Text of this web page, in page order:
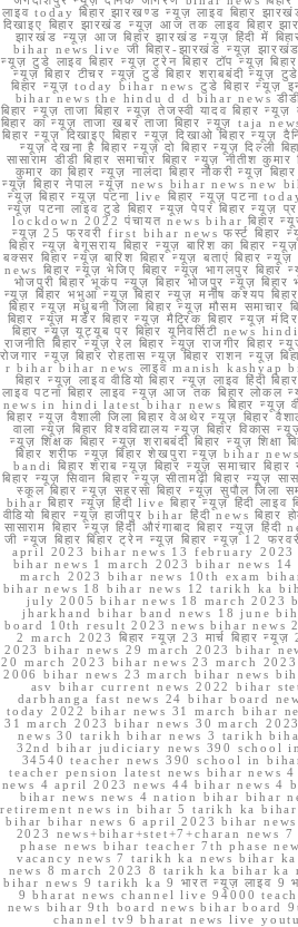
लाइव today बिहार झारखण्ड न्यूज़ लाइव बिहार
दिखाइए बिहार झारखंड न्यूज़ आज तक लाइव बिहार
झारखंड न्यूज़ आज बिहार झारखंड न्यूज़ हिंदी में
bihar news live जी बिहार-झारखंड न्यूज़ झारखंड
न्यूज़ टुडे लाइव बिहार न्यूज़ ट्रेन बिहार टॉप न्यूज़
न्यूज़ बिहार टीचर न्यूज़ टुडे बिहार शराबबंदी न्यूज़
बिहार न्यूज़ today bihar news टुडे बिहार न्यूज़
bihar news the hindu d d bihar news
बिहार न्यूज़ ताजा बिहार न्यूज़ तेजस्वी यादव बिहार
बिहार का न्यूज़ ताजा खबर ताजा बिहार न्यूज़ taja
बिहार न्यूज़ दिखाइए बिहार न्यूज़ दिखाओ बिहार न्यूज़
न्यूज़ देखना है बिहार न्यूज़ दो बिहार न्यूज़ दिल्ली
सासाराम डीडी बिहार समाचार बिहार न्यूज़ नीतीश
कुमार का बिहार न्यूज़ नालंदा बिहार नौकरी न्यूज़
न्यूज़ बिहार नेपाल न्यूज़ news bihar news new
न्यूज़ बिहार न्यूज़ पटना live बिहार न्यूज़ पटना today
न्यूज़ पटना लाइव टुडे बिहार न्यूज़ पेपर बिहार न्यूज़
lockdown 2022 पंचायत news bihar बिहार
न्यूज़ 25 फरवरी first bihar news फर्स्ट बिहार
बिहार न्यूज़ बेगूसराय बिहार न्यूज़ बारिश का बिहार
बक्सर बिहार न्यूज़ बारिश बिहार न्यूज़ बताएं बिहार न्यूज़
news बिहार न्यूज़ भेजिए बिहार न्यूज़ भागलपुर बिहार
भोजपुरी बिहार भूकंप न्यूज़ बिहार भोजपुर न्यूज़ बिहार
न्यूज़ बिहार भभुआ न्यूज़ बिहार न्यूज़ मनीष कश्यप
बिहार न्यूज़ मधुबनी जिला बिहार न्यूज़ मौसम समाचार
बिहार न्यूज़ मर्डर बिहार न्यूज़ मैट्रिक बिहार न्यूज़
बिहार न्यूज़ यूट्यूब पर बिहार यूनिवर्सिटी news
राजनीति बिहार न्यूज़ रेल बिहार न्यूज़ राजगीर बिहार
रोजगार न्यूज़ बिहार रोहतास न्यूज़ बिहार राशन न्यूज़
r bihar bihar news लाइव manish kashyap
बिहार न्यूज़ लाइव वीडियो बिहार न्यूज़ लाइव हिंदी
लाइव पटना बिहार लाइव न्यूज़ आज तक बिहार लोकल
news in hindi latest bihar news बिहार न्यूज़
बिहार न्यूज़ वैशाली जिला बिहार वेअथेर न्यूज़ बिहार
वाला न्यूज़ बिहार विश्वविद्यालय न्यूज़ बिहार विकास
न्यूज़ शिक्षक बिहार न्यूज़ शराबबंदी बिहार न्यूज़ शिक्षा
बिहार शरीफ न्यूज़ बिहार शेखपुरा न्यूज़ bihar
bandi बिहार शराब न्यूज़ बिहार न्यूज़ समाचार
बिहार न्यूज़ सिवान बिहार न्यूज़ सीतामढ़ी बिहार न्यूज़
स्कूल बिहार न्यूज़ सहरसा बिहार न्यूज़ सुपौल जिला
bihar बिहार न्यूज़ हिंदी live बिहार न्यूज़ हिंदी लाइव
वीडियो बिहार न्यूज़ हाजीपुर bihar हिंदी news बिहार
सासाराम बिहार न्यूज़ हिंदी औरंगाबाद बिहार न्यूज़
जी न्यूज बिहार बिहार ट्रेन न्यूज़ बिहार न्यूज़ 12
april 2023 bihar news 13 february 2023
bihar news 1 march 2023 bihar news 14
march 2023 bihar news 10th exam
bihar news 18 bihar news 12 tarikh ka
july 2005 bihar news 18 march 2023
jharkhand bihar band news 18 june
board 10th result 2023 news bihar news
2 march 2023 बिहार न्यूज़ 23 मार्च बिहार
2023 bihar news 29 march 2023 bihar
20 march 2023 bihar news 23 march
2006 bihar news 23 march bihar news
asv bihar current news 2022 bihar
darbhanga fast news 24 bihar board
today 2022 bihar news 31 march bihar
31 march 2023 bihar news 30 march
news 30 tarikh bihar news 3 tarikh
32nd bihar judiciary news 390 school
34540 teacher news 390 school in
teacher pension latest news bihar news
news 4 april 2023 news 44 bihar news 4
bihar news news 4 nation bihar bihar
retirement news in bihar 5 tarikh ka bihar
bihar bihar news 6 april 2023 bihar
2023 news+bihar+stet+7+charan news
phase news bihar teacher 7th phase
vacancy news 7 tarikh ka news bihar
news 8 march 2023 8 tarikh ka bihar ka
bihar news 9 tarikh ka 9 भारत न्यूज़ लाइव 9
9 bharat news channel live 94000
news bihar 9th board news bihar board
channel tv9 bharat news live